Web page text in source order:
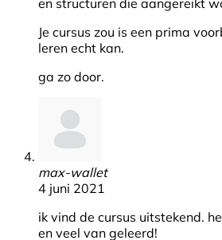
Je cursus zou is een prima
leren echt kan.
ga zo door.
max-wallet
4 juni 2021
ik vind de cursus uitstekend.
en veel van geleerd!